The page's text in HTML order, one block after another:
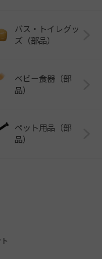
バス・トイレグッ
ズ（部品）
ベビー食器（部
品）
ペット用品（部
品）